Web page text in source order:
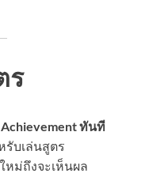
ร
ทันที
รับเล่นสูตร
หม่ถึงจะเห็นผล